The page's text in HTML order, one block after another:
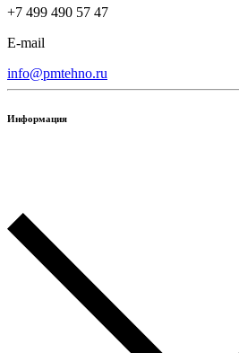
+7 499 490 57 47
E-mail
info@pmtehno.ru
Информация